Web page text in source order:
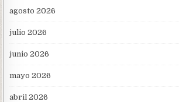
agosto 2026
julio 2026
junio 2026
mayo 2026
abril 2026